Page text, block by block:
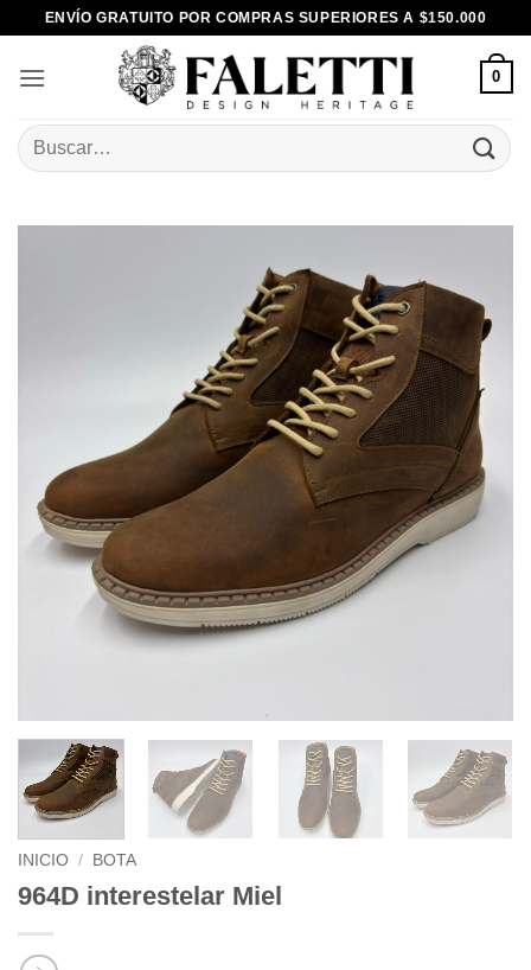
content
ENVÍO GRATUITO POR COMPRAS SUPERIORES A $150.000
0
Buscar
por:
INICIO / BOTA
964D interestelar Miel